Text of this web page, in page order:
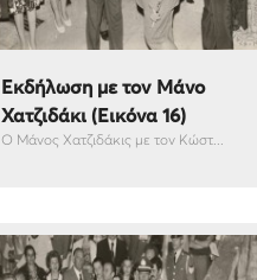
Εκδήλωση με τον Μάνο
Χατζιδάκι (Εικόνα 16)
Ο Μάνος Χατζιδάκις με τον Κώστ...